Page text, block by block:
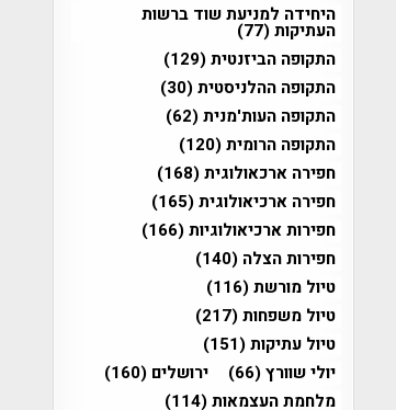
היחידה למניעת שוד ברשות
העתיקות(77)
התקופה הביזנטית(129)
התקופה ההלניסטית(30)
התקופה העות'מנית(62)
התקופה הרומית(120)
חפירה ארכאולוגית(168)
חפירה ארכיאולוגית(165)
חפירות ארכיאולוגיות(166)
חפירות הצלה (140)
טיול מורשת(116)
טיול משפחות(217)
טיול עתיקות(151)
יולי שוורץ(66) ירושלים (160)
מלחמת העצמאות(114)